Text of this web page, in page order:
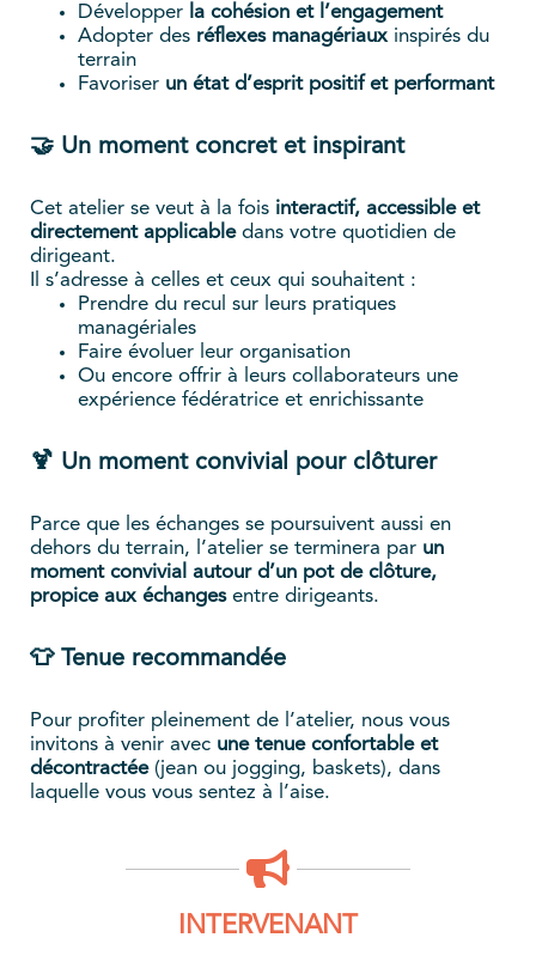
Développer la cohésion et l’engagement
Adopter des réflexes managériauxinspirés du
terrain
Favoriser un état d’esprit positif et performant
🤝 Un moment concret et inspirant
Cet atelier se veut à la fois interactif, accessible et
directement applicabledans votre quotidien de
dirigeant.
Il s’adresse à celles et ceux qui souhaitent :
Prendre du recul sur leurs pratiques
managériales
Faire évoluer leur organisation
Ou encore offrir à leurs collaborateurs une
expérience fédératrice et enrichissante
🍹 Un moment convivial pour clôturer
Parce que les échanges se poursuivent aussi en
dehors du terrain, l’atelier se terminera par un
moment convivial autour d’un pot de clôture,
propice aux échangesentre dirigeants.
👕 Tenue recommandée
Pour profiter pleinement de l’atelier, nous vous
invitons à venir avec une tenue confortable et
décontractée(jean ou jogging, baskets), dans
laquelle vous vous sentez à l’aise.
INTERVENANT